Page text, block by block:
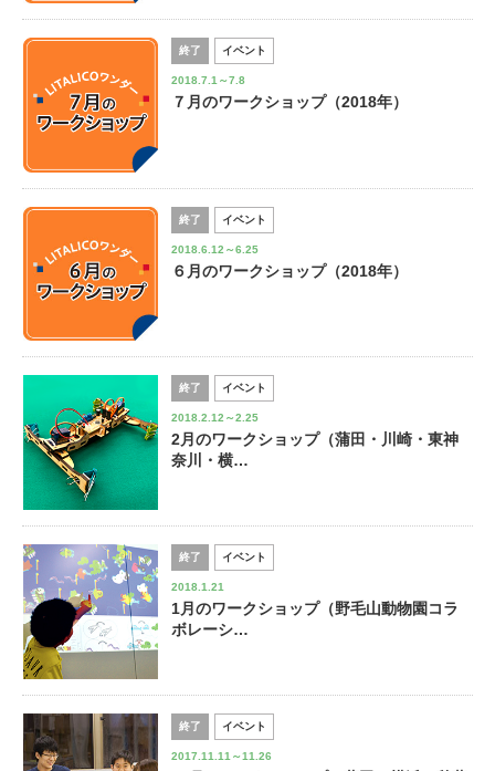
終了 イベント
2018.7.1～7.8
７月のワークショップ（2018年）
終了 イベント
2018.6.12～6.25
６月のワークショップ（2018年）
終了 イベント
2018.2.12～2.25
2月のワークショップ（蒲田・川崎・東神
奈川・横…
終了 イベント
2018.1.21
1月のワークショップ（野毛山動物園コラ
ボレーシ…
終了 イベント
2017.11.11～11.26